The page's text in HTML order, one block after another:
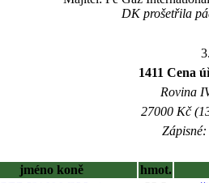
DK prošetřila
1411 Cena
Rovina
27000 Kč
jméno koně
hmot.